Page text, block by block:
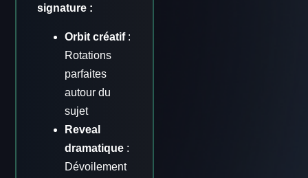
signature :
Orbit créatif:
Rotations
parfaites
autour du
sujet
Reveal
dramatique :
Dévoilement